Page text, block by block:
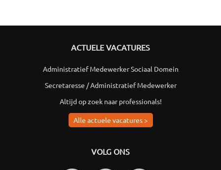
ACTUELE VACATURES
Administratief Medewerker Sociaal Domein
Secretaresse / Administratief Medewerker
Altijd op zoek naar professionals!
Alle actuele vacatures >
VOLG ONS